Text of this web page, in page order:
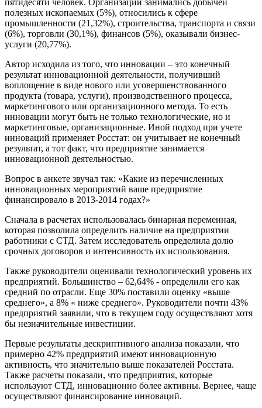
пятидесяти человек. Организации занимались добычей
полезных ископаемых (5%), относились к сфере
промышленности (21,32%), строительства, транспорта и связи
(6%), торговли (30,1%), финансов (5%), оказывали бизнес-
услуги (20,77%).
Автор исходила из того, что инновации – это конечный
результат инновационной деятельности, получивший
воплощение в виде нового или усовершенствованного
продукта (товара, услуги), производственного процесса,
маркетингового или организационного метода. То есть
инновации могут быть не только технологические, но и
маркетинговые, организационные. Иной подход при учете
инноваций применяет Росстат: он учитывает не конечный
результат, а тот факт, что предприятие занимается
инновационной деятельностью.
Вопрос в анкете звучал так: «Какие из перечисленных
инновационных мероприятий ваше предприятие
финансировало в 2013-2014 годах?»
Сначала в расчетах использовалась бинарная переменная,
которая позволила определить наличие на предприятии
работники с СТД. Затем исследователь определила долю
срочных договоров и интенсивность их использования.
Также руководители оценивали технологический уровень их
предприятий. Большинство – 62,64% - определили его как
средний по отрасли. Еще 30% поставили оценку «выше
среднего», а 8% « ниже среднего». Руководители почти 43%
предприятий заявили, что в текущем году осуществляют хотя
бы незначительные инвестиции.
Первые результаты дескриптивного анализа показали, что
примерно 42% предприятий имеют инновационную
активность, что значительно выше показателей Росстата.
Также расчеты показали, что предприятия, которые
используют СТД, инновационно более активны. Вернее, чаще
осуществляют финансирование инноваций.